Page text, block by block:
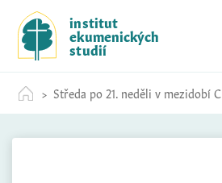
c
institut
ekumenických
studií
Středa po 21. neděli v mezidobí C